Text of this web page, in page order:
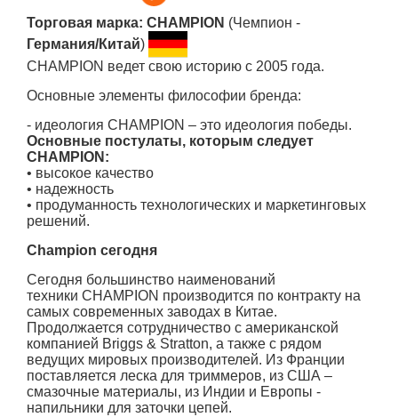
Торговая марка: CHAMPION (Чемпион -
Германия/Китай)
CHAMPION ведет свою историю с 2005 года.
Основные элементы философии бренда:
- идеология CHAMPION – это идеология победы.
Основные постулаты, которым следует
CHAMPION:
• высокое качество
• надежность
• продуманность технологических и маркетинговых
решений.
Champion сегодня
Сегодня большинство наименований
техники CHAMPION производится по контракту на
самых современных заводах в Китае.
Продолжается сотрудничество с американской
компанией Briggs & Stratton, а также с рядом
ведущих мировых производителей. Из Франции
поставляется леска для триммеров, из США –
смазочные материалы, из Индии и Европы -
напильники для заточки цепей.